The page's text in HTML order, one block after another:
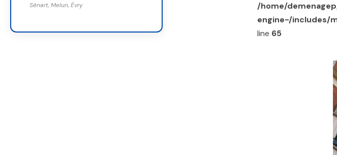
Sénart, Melun, Évry
/home/
engine-/includes/
line 65